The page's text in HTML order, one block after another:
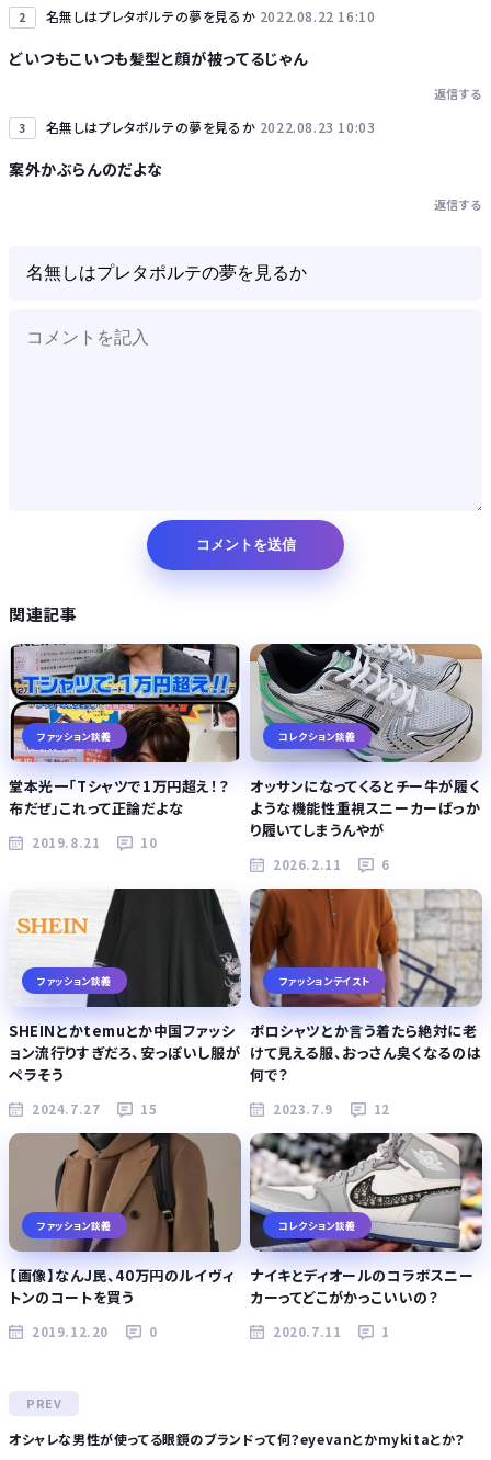
2 名無しはプレタポルテの夢を見るか 2022.08.22 16:10
どいつもこいつも髪型と顔が被ってるじゃん
返信する
3 名無しはプレタポルテの夢を見るか 2022.08.23 10:03
案外かぶらんのだよな
返信する
関連記事
ファッション談義
堂本光一「Tシャツで1万円超え！？
布だぜ」これって正論だよな
2019.8.21 10
コレクション談義
オッサンになってくるとチー牛が履く
ような機能性重視スニーカーばっか
り履いてしまうんやが
2026.2.11 6
ファッション談義
SHEINとかtemuとか中国ファッシ
ョン流行りすぎだろ、安っぽいし服が
ペラそう
2024.7.27 15
ファッションテイスト
ポロシャツとか言う着たら絶対に老
けて見える服、おっさん臭くなるのは
何で？
2023.7.9 12
ファッション談義
【画像】なんJ民、40万円のルイヴィ
トンのコートを買う
2019.12.20 0
コレクション談義
ナイキとディオールのコラボスニー
カーってどこがかっこいいの？
2020.7.11 1
オシャレな男性が使ってる眼鏡のブランドって何？eyevanとかmykitaとか？